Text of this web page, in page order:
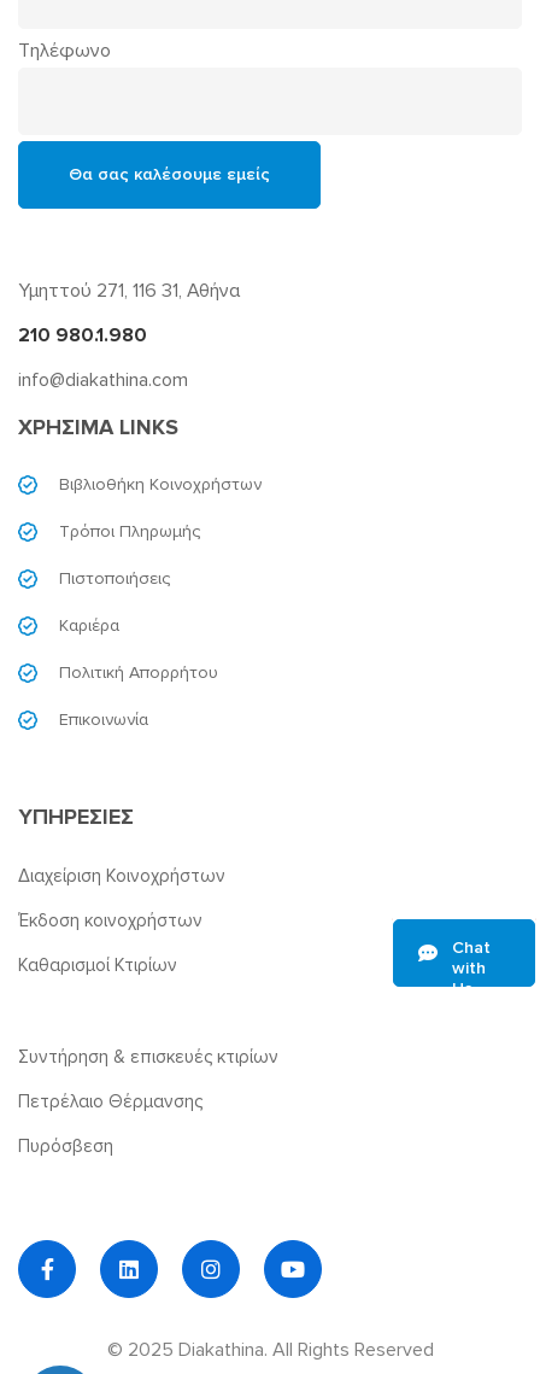
Τηλέφωνο
Υμηττού 271, 116 31, Αθήνα
210 980.1.980
info@diakathina.com
ΧΡΗΣΙΜΑ LINKS
Βιβλιοθήκη Κοινοχρήστων
Τρόποι Πληρωμής
Πιστοποιήσεις
Καριέρα
Πολιτική Απορρήτου
Επικοινωνία
ΥΠΗΡΕΣΙΕΣ
Διαχείριση Κοινοχρήστων
Έκδοση κοινοχρήστων
Καθαρισμοί Κτιρίων
Συντήρηση & επισκευές κτιρίων
Πετρέλαιο Θέρμανσης
Πυρόσβεση
Chat
with
Us
© 2025 Diakathina. All Rights Reserved